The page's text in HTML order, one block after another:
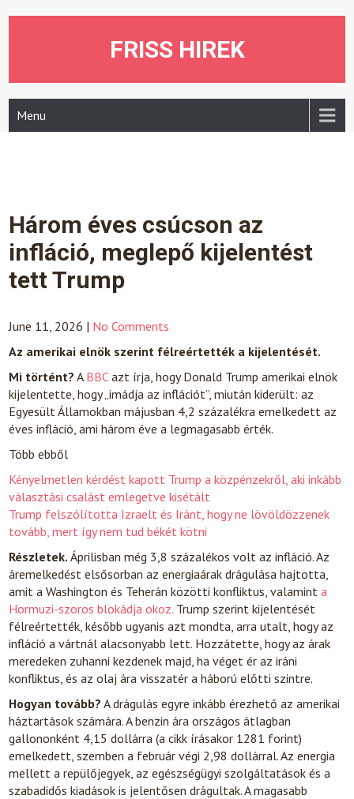
FRISS HIREK
Menu
Három éves csúcson az
infláció, meglepő kijelentést
tett Trump
June 11, 2026 | No Comments
Az amerikai elnök szerint félreértették a kijelentését.
Mi történt? ABBCazt írja, hogy Donald Trump amerikai elnök
kijelentette, hogy „imádja az inflációt”, miután kiderült: az
Egyesült Államokban májusban 4,2 százalékra emelkedett az
éves infláció, ami három éve a legmagasabb érték.
Több ebből
Kényelmetlen kérdést kapott Trump a közpénzekről, aki inkább
választási csalást emlegetve kisétált
Trump felszólította Izraelt és Iránt, hogy ne lövöldözzenek
tovább, mert így nem tud békét kötni
Részletek. Áprilisban még 3,8 százalékos volt az infláció. Az
áremelkedést elsősorban az energiaárak drágulása hajtotta,
amit a Washington és Teherán közötti konfliktus, valaminta
Hormuzi-szoros blokádja okoz. Trump szerint kijelentését
félreértették, később ugyanis azt mondta, arra utalt, hogy az
infláció a vártnál alacsonyabb lett. Hozzátette, hogy az árak
meredeken zuhanni kezdenek majd, ha véget ér az iráni
konfliktus, és az olaj ára visszatér a háború előtti szintre.
Hogyan tovább? A drágulás egyre inkább érezhető az amerikai
háztartások számára. A benzin ára országos átlagban
gallononként 4,15 dollárra (a cikk írásakor 1281 forint)
emelkedett, szemben a február végi 2,98 dollárral. Az energia
mellett a repülőjegyek, az egészségügyi szolgáltatások és a
szabadidős kiadások is jelentősen drágultak. A magasabb